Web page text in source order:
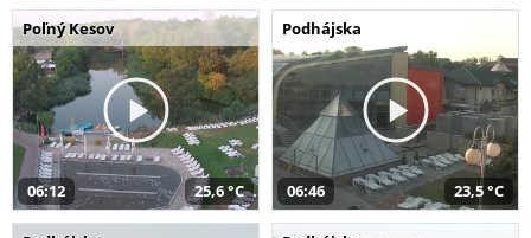
Poľný Kesov
06:12 25,6 °C
Podhájska
06:46 23,5 °C